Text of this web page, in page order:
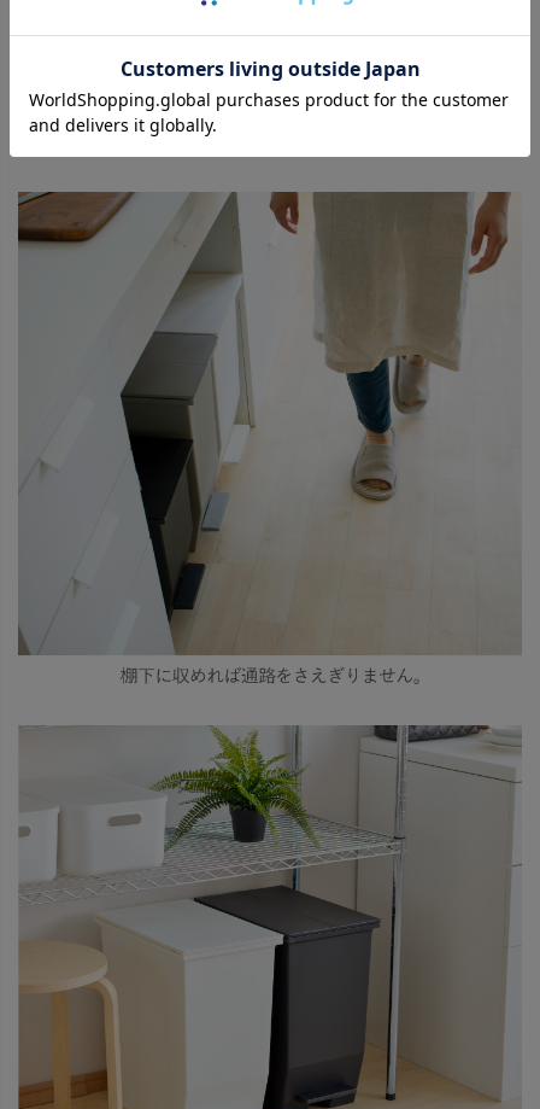
衛生面でも安心・安全のゴミ箱。
ペダル式のゴミ箱だから捨てる際に容器に直接触れることなく衛
生的に利用できます。 また、抗菌加工(SIAA取得)/防汚加工を施
し、安心して毎日ご使用いただけるように加工しております。